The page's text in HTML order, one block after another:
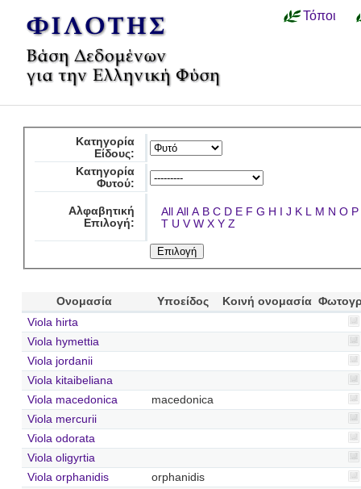
Τόποι
Κατηγορία
Είδους:
Κατηγορία
Φυτού:
Αλφαβητική
Επιλογή:
All All A B C D E F G H I J K L M N O P
T U V W X Y Z
Ονομασία Υποείδος Κοινή ονομασία
Viola hirta
Viola hymettia
Viola jordanii
Viola kitaibeliana
Viola macedonica
macedonica
Viola mercurii
Viola odorata
Viola oligyrtia
Viola orphanidis
orphanidis